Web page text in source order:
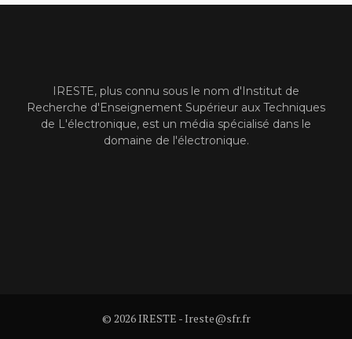
IRESTE, plus connu sous le nom d'Institut de
Recherche d'Enseignement Supérieur aux Techniques
de L'électronique, est un média spécialisé dans le
domaine de l'électronique.
© 2026 IRESTE - Ireste@sfr.fr